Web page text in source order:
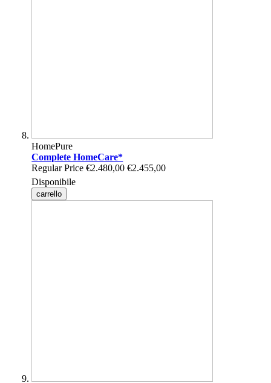
HomePure
Complete HomeCare*
Regular Price €2.480,00 €2.455,00
Disponibile
carrello